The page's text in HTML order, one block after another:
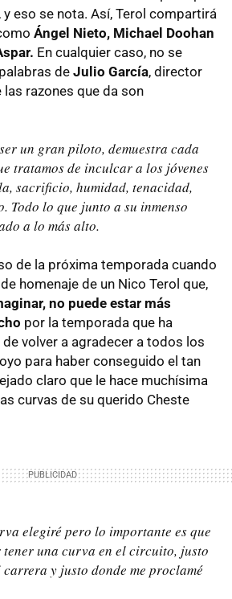
eso se nota. Así, Terol compartirá
Ángel Nieto, Michael Doohan
En cualquier caso, no se
de Julio García, director
razones que da son
un gran piloto, demuestra cada
tratamos de inculcar a los jóvenes
sacrificio, humidad, tenacidad,
Todo lo que junto a su inmenso
a lo más alto.
de la próxima temporada cuando
homenaje de un Nico Terol que,
no puede estar más
por la temporada que ha
volver a agradecer a todos los
para haber conseguido el tan
claro que le hace muchísima
curvas de su querido Cheste
elegiré pero lo importante es que
una curva en el circuito, justo
carrera y justo donde me proclamé